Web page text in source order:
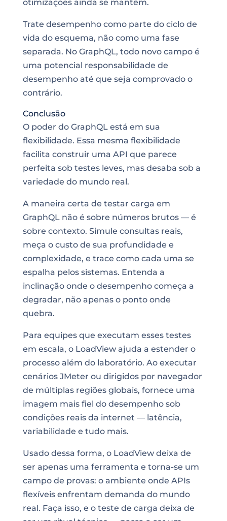
otimizações ainda se mantêm.
Trate desempenho como parte do ciclo de
vida do esquema, não como uma fase
separada. No GraphQL, todo novo campo é
uma potencial responsabilidade de
desempenho até que seja comprovado o
contrário.
Conclusão
O poder do GraphQL está em sua
flexibilidade. Essa mesma flexibilidade
facilita construir uma API que parece
perfeita sob testes leves, mas desaba sob a
variedade do mundo real.
A maneira certa de testar carga em
GraphQL não é sobre números brutos — é
sobre contexto. Simule consultas reais,
meça o custo de sua profundidade e
complexidade, e trace como cada uma se
espalha pelos sistemas. Entenda a
inclinação onde o desempenho começa a
degradar, não apenas o ponto onde
quebra.
Para equipes que executam esses testes
em escala, o LoadView ajuda a estender o
processo além do laboratório. Ao executar
cenários JMeter ou dirigidos por navegador
de múltiplas regiões globais, fornece uma
imagem mais fiel do desempenho sob
condições reais da internet — latência,
variabilidade e tudo mais.
Usado dessa forma, o LoadView deixa de
ser apenas uma ferramenta e torna-se um
campo de provas: o ambiente onde APIs
flexíveis enfrentam demanda do mundo
real. Faça isso, e o teste de carga deixa de